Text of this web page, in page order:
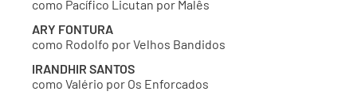
como Pacífico Licutan por Malês
ARY FONTURA
como Rodolfo por Velhos Bandidos
IRANDHIR SANTOS
como Valério por Os Enforcados